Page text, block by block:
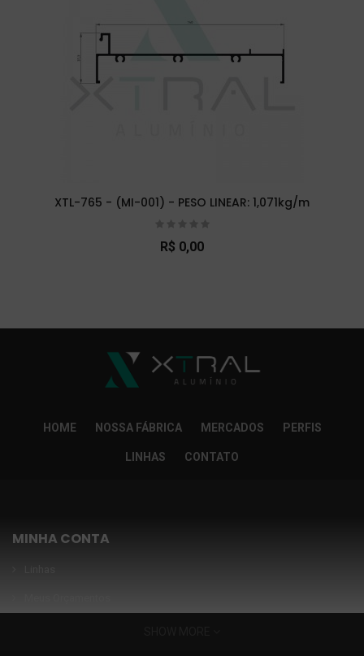
XTL-765 - (MI-001) - PESO LINEAR: 1,071kg/m
R$ 0,00
HOME NOSSA FÁBRICA MERCADOS PERFIS
LINHAS CONTATO
MINHA CONTA